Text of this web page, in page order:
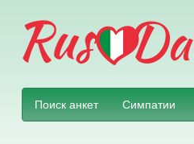
Поиск анкет Симпатии